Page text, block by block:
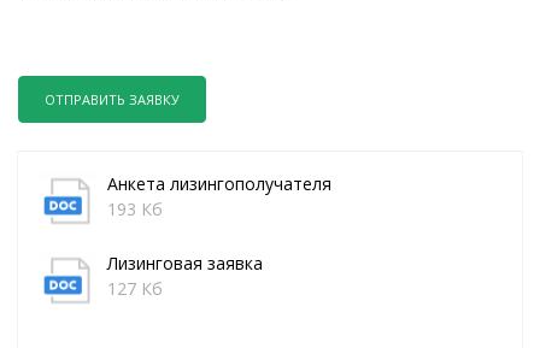
ОТПРАВИТЬ ЗАЯВКУ
Анкета лизингополучателя
193 Кб
Лизинговая заявка
127 Кб